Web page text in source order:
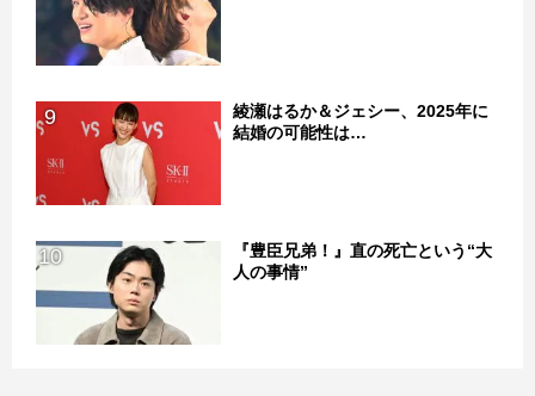
9
綾瀬はるか＆ジェシー、2025年に
結婚の可能性は…
10
『豊臣兄弟！』直の死亡という“大
人の事情”